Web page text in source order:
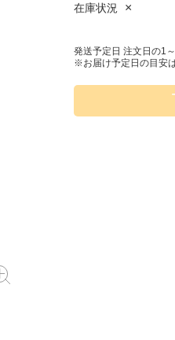
在庫状況 ×
発送予定日 注文日の1
※お届け予定日の目安